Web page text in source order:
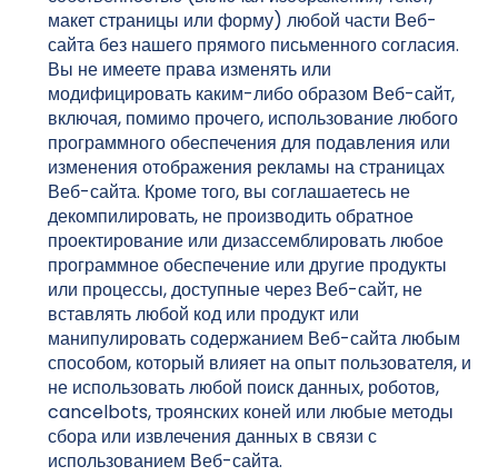
макет страницы или форму) любой части Веб-
сайта без нашего прямого письменного согласия.
Вы не имеете права изменять или
модифицировать каким-либо образом Веб-сайт,
включая, помимо прочего, использование любого
программного обеспечения для подавления или
изменения отображения рекламы на страницах
Веб-сайта. Кроме того, вы соглашаетесь не
декомпилировать, не производить обратное
проектирование или дизассемблировать любое
программное обеспечение или другие продукты
или процессы, доступные через Веб-сайт, не
вставлять любой код или продукт или
манипулировать содержанием Веб-сайта любым
способом, который влияет на опыт пользователя, и
не использовать любой поиск данных, роботов,
cancelbots, троянских коней или любые методы
сбора или извлечения данных в связи с
использованием Веб-сайта.